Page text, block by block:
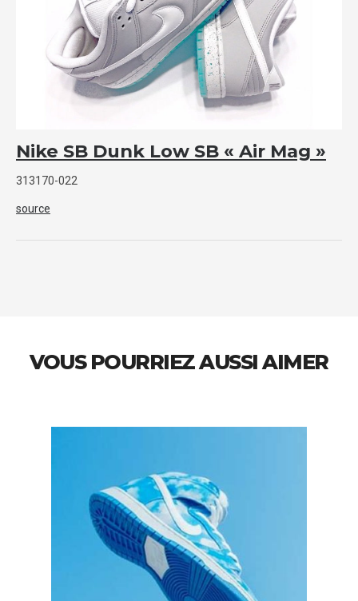
Nike SB Dunk Low SB « Air Mag »
313170-022
source
VOUS POURRIEZ AUSSI AIMER